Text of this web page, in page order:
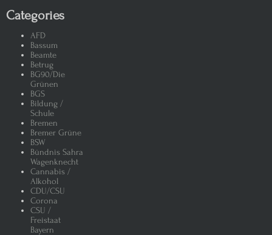
Categories
AFD
Bassum
Beamte
Betrug
BG90/Die
Grünen
BGS
Bildung /
Schule
Bremen
Bremer Grüne
BSW
Bündnis Sahra
Wagenknecht
Cannabis /
Alkohol
CDU/CSU
Corona
CSU /
Freistaat
Bayern